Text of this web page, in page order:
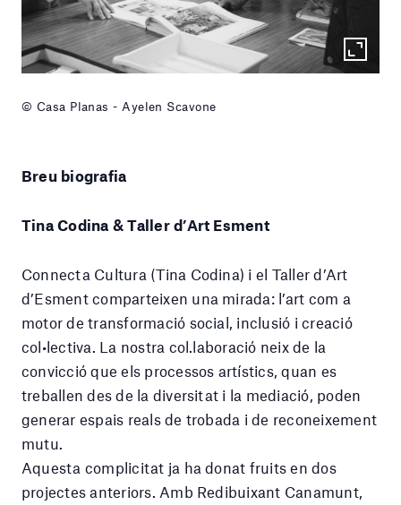
© Casa Planas - Ayelen Scavone
Breu biografia
Tina Codina & Taller d’Art Esment
Connecta Cultura (Tina Codina) i el Taller d’Art
d’Esment comparteixen una mirada: l’art com a
motor de transformació social, inclusió i creació
col•lectiva. La nostra col.laboració neix de la
convicció que els processos artístics, quan es
treballen des de la diversitat i la mediació, poden
generar espais reals de trobada i de reconeixement
mutu.
Aquesta complicitat ja ha donat fruits en dos
projectes anteriors. Amb Redibuixant Canamunt,